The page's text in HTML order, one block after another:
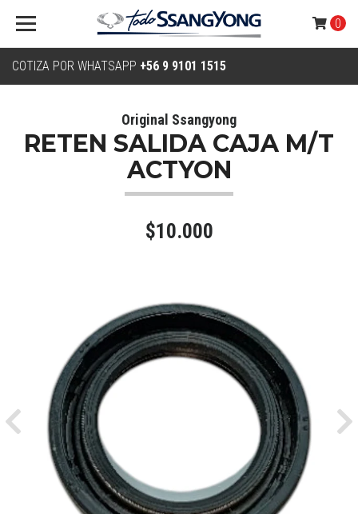
COTIZA POR WHATSAPP +56 9 9101 1515
0
Original Ssangyong
RETEN SALIDA CAJA M/T
ACTYON
$10.000
Previous